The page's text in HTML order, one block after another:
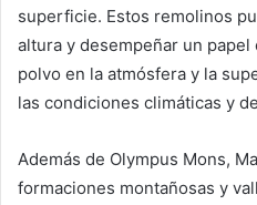
superficie. Estos remolinos
altura y desempeñar un
polvo en la atmósfera y la
las condiciones climáticas y
Además de Olympus Mons,
formaciones montañosas y